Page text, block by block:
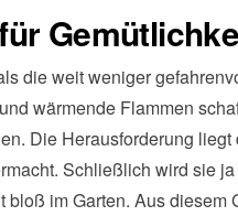
die weit weniger
wärmende Flammen
Die Herausforderung
Schließlich wird sie
im Garten. Aus diesem